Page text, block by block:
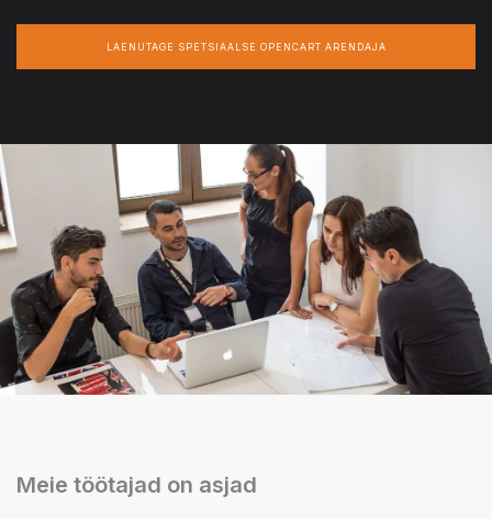
LAENUTAGE SPETSIAALSE OPENCART ARENDAJA
Meie töötajad on asjad